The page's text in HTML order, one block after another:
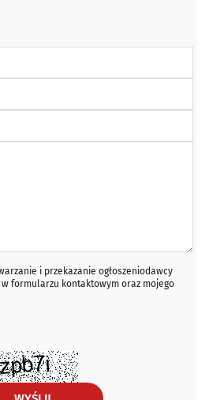
i przekazanie ogłoszeniodawcy
formularzu kontaktowym oraz mojego